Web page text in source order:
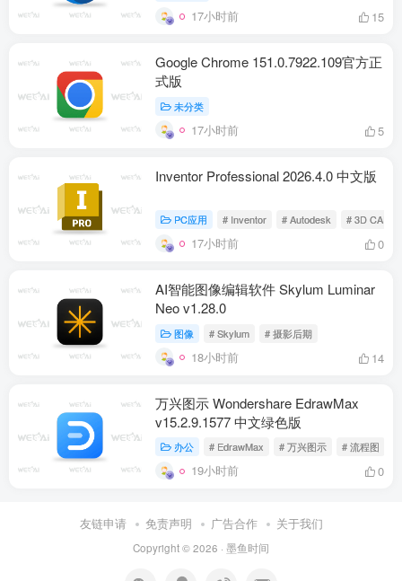
17小时前 15
Google Chrome 151.0.7922.109官方正
式版
未分类
17小时前 5
Inventor Professional 2026.4.0 中文版
PC应用 # Inventor # Autodesk # 3D CAD
17小时前 0
AI智能图像编辑软件 Skylum Luminar
Neo v1.28.0
图像 # Skylum # 摄影后期
18小时前 14
万兴图示 Wondershare EdrawMax
v15.2.9.1577 中文绿色版
办公 # EdrawMax # 万兴图示 # 流程图
19小时前 0
友链申请 免责声明 广告合作 关于我们
Copyright © 2026 · 墨鱼时间